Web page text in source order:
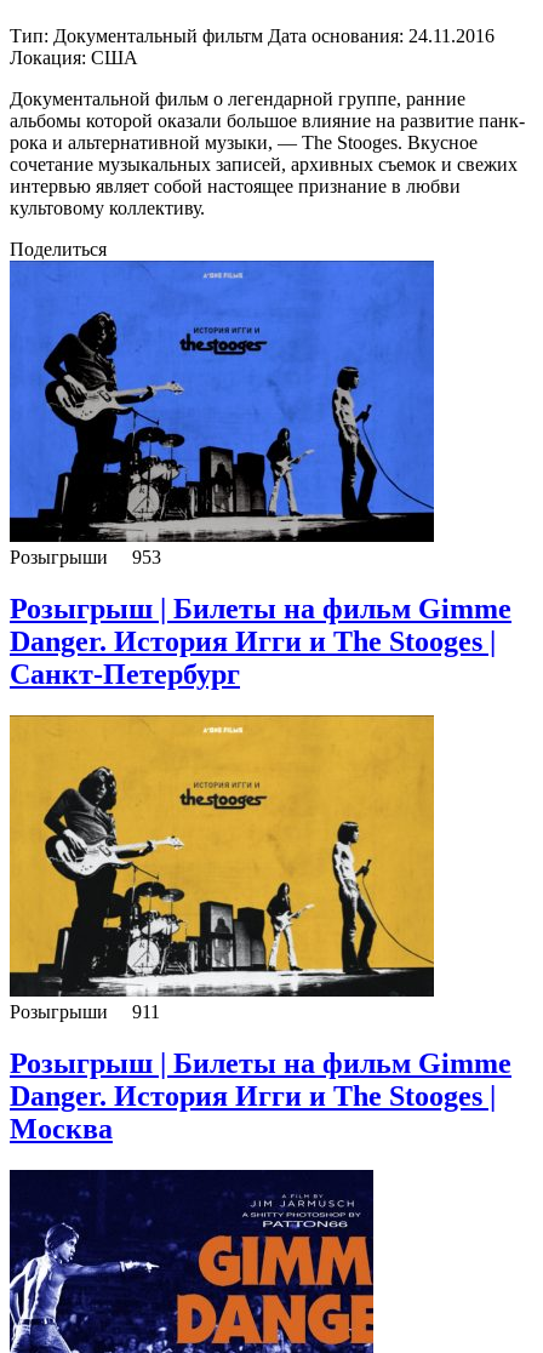
Тип: Документальный фильтм Дата основания: 24.11.2016
Локация: США
Документальной фильм о легендарной группе, ранние
альбомы которой оказали большое влияние на развитие панк-
рока и альтернативной музыки, — The Stooges. Вкусное
сочетание музыкальных записей, архивных съемок и свежих
интервью являет собой настоящее признание в любви
культовому коллективу.
Поделиться
Розыгрыши 953
Розыгрыш | Билеты на фильм Gimme
Danger. История Игги и The Stooges |
Санкт-Петербург
Розыгрыши 911
Розыгрыш | Билеты на фильм Gimme
Danger. История Игги и The Stooges |
Москва